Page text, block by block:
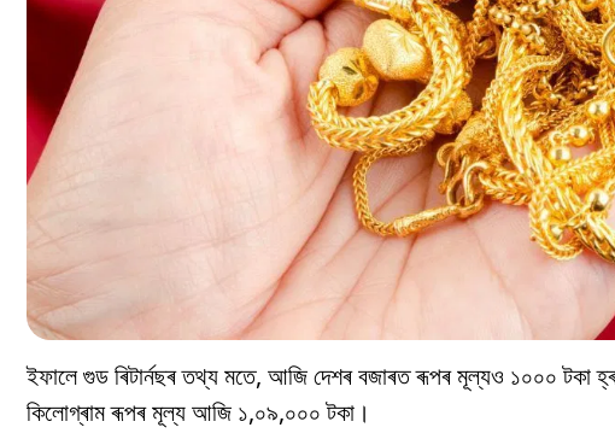
ইফালে গুড ৰিটাৰ্নছৰ তথ্য মতে, আজি দেশৰ বজাৰত ৰূপৰ মূল্যও ১০০০ টকা
কিলোগ্ৰাম ৰূপৰ মূল্য আজি ১,০৯,০০০ টকা।